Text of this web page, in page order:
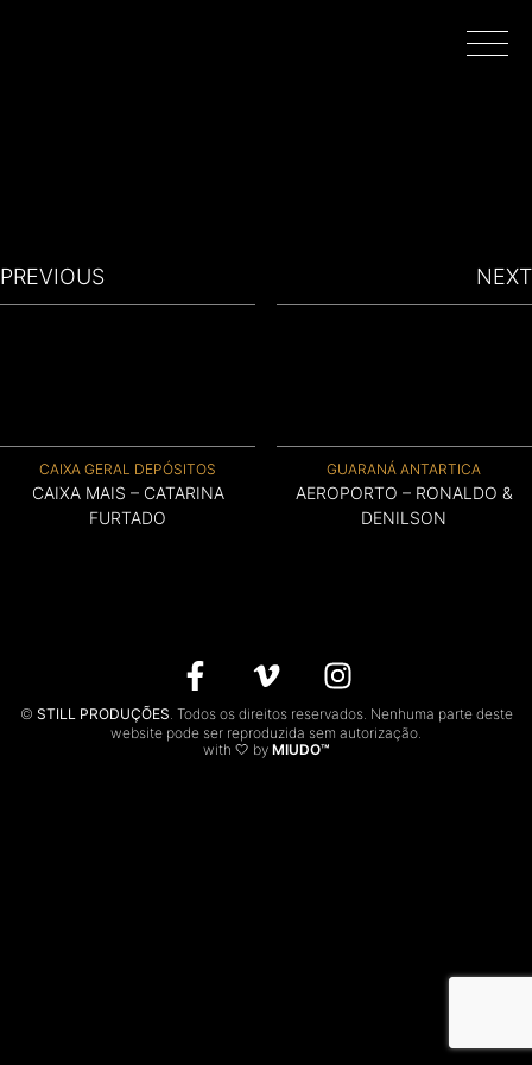
REALIZADORES
PREVIOUS
CAIXA GERAL DEPÓSITOS
CAIXA MAIS – CATARINA
FURTADO
NEXT
GUARANÁ ANTARTICA
AEROPORTO – RONALDO &
DENILSON
© STILL PRODUÇÕES. Todos os direitos reservados. Nenhuma parte deste
website pode ser reproduzida sem autorização.
with 🤍 by MIUDO™